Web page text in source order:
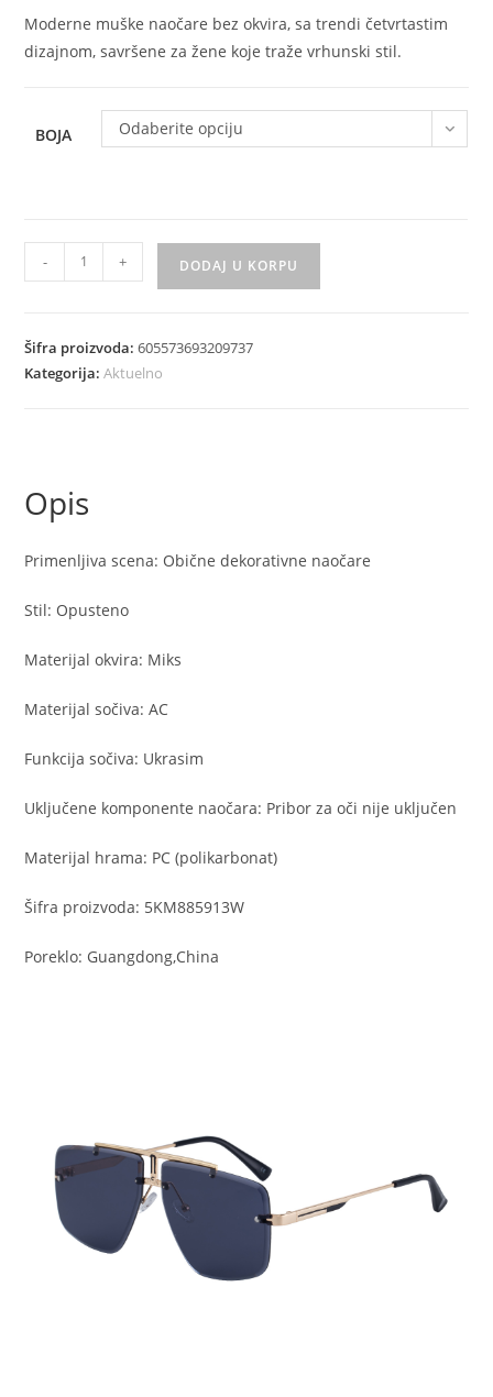
Moderne muške naočare bez okvira, sa trendi četvrtastim
dizajnom, savršene za žene koje traže vrhunski stil.
BOJA Odaberite opciju
Moderne
muske
bez
okvira
- + DODAJ U KORPU
Šifra proizvoda:605573693209737
Kategorija:Aktuelno
Opis
Primenljiva scena: Obične dekorativne naočare
Stil: Opusteno
Materijal okvira: Miks
Materijal sočiva: AC
Funkcija sočiva: Ukrasim
Uključene komponente naočara: Pribor za oči nije uključen
Materijal hrama: PC (polikarbonat)
Šifra proizvoda: 5KM885913W
Poreklo: Guangdong,China